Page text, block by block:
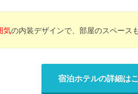
気の内装デザインで、部屋のスペース
宿泊ホテルの詳細は